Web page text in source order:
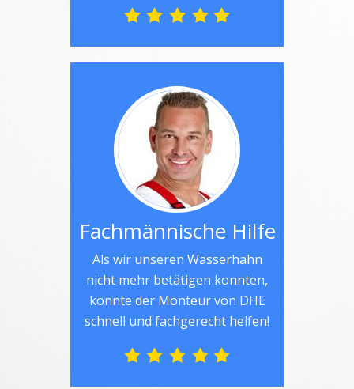
Fachmännische Hilfe
Als wir unseren Wasserhahn
nicht mehr betätigen konnten,
konnte der Monteur von DHE
schnell und fachgerecht helfen!